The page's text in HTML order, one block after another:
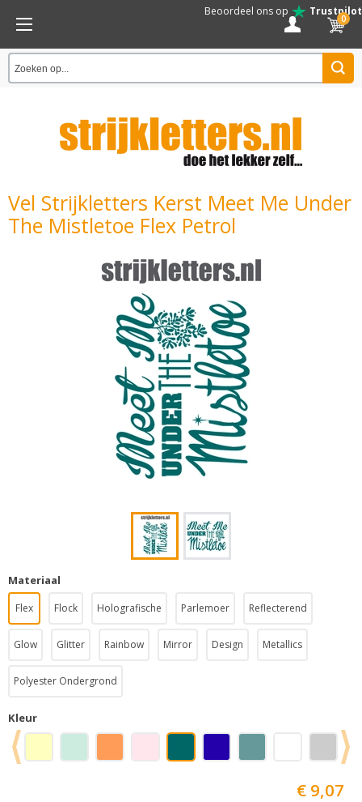
Beoordeel ons op Trustpilot
0
Vel Strijkletters Kerst Meet Me Under
The Mistletoe Flex Petrol
Materiaal
Flex Flock Holografische Parlemoer Reflecterend
Glow Glitter Rainbow Mirror Design Metallics
Polyester Ondergrond
Kleur
€ 9,07